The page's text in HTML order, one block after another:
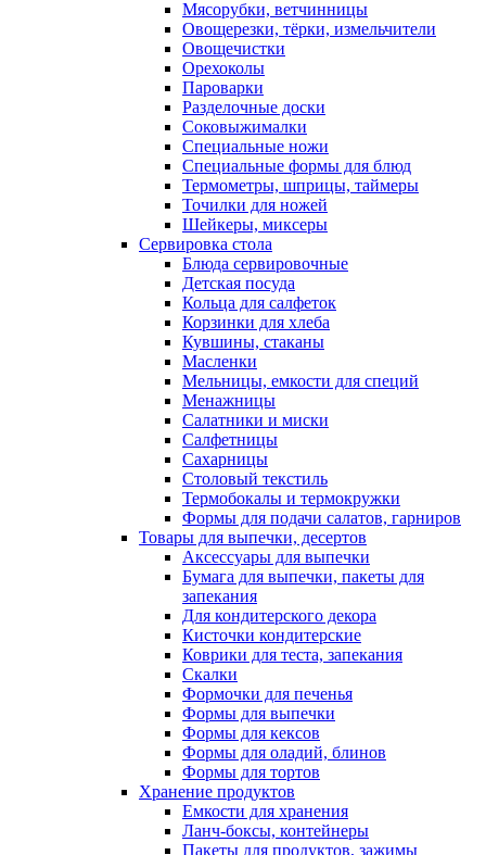
Мясорубки, ветчинницы
Овощерезки, тёрки, измельчители
Овощечистки
Орехоколы
Пароварки
Разделочные доски
Соковыжималки
Специальные ножи
Специальные формы для блюд
Термометры, шприцы, таймеры
Точилки для ножей
Шейкеры, миксеры
Сервировка стола
Блюда сервировочные
Детская посуда
Кольца для салфеток
Корзинки для хлеба
Кувшины, стаканы
Масленки
Мельницы, емкости для специй
Менажницы
Салатники и миски
Салфетницы
Сахарницы
Столовый текстиль
Термобокалы и термокружки
Формы для подачи салатов, гарниров
Товары для выпечки, десертов
Аксессуары для выпечки
Бумага для выпечки, пакеты для
запекания
Для кондитерского декора
Кисточки кондитерские
Коврики для теста, запекания
Скалки
Формочки для печенья
Формы для выпечки
Формы для кексов
Формы для оладий, блинов
Формы для тортов
Хранение продуктов
Емкости для хранения
Ланч-боксы, контейнеры
Пакеты для продуктов, зажимы